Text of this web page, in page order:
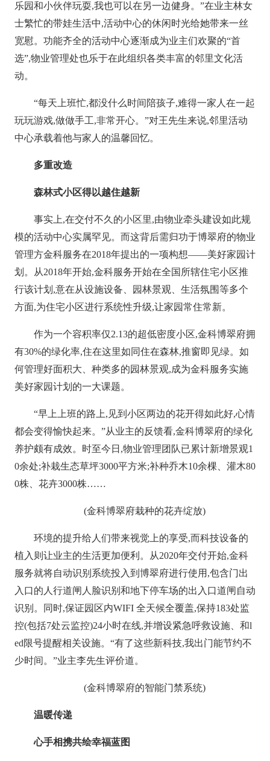
乐园和小伙伴玩耍,我也可以在另一边健身。”在业主林女
士繁忙的带娃生活中,活动中心的休闲时光给她带来一丝
宽慰。功能齐全的活动中心逐渐成为业主们欢聚的“首
选”,物业管理处也乐于在此组织各类丰富的邻里文化活
动。
“每天上班忙,都没什么时间陪孩子,难得一家人在一起
玩玩游戏,做做手工,非常开心。”对王先生来说,邻里活动
中心承载着他与家人的温馨回忆。
多重改造
森林式小区得以越住越新
事实上,在交付不久的小区里,由物业牵头建设如此规
模的活动中心实属罕见。而这背后需归功于博翠府的物业
管理方金科服务在2018年提出的一项构想——美好家园计
划。从2018年开始,金科服务开始在全国所辖住宅小区推
行该计划,意在从设施设备、园林景观、生活氛围等多个
方面,为住宅小区进行系统性升级,让家园常住常新。
作为一个容积率仅2.13的超低密度小区,金科博翠府拥
有30%的绿化率,住在这里如同住在森林,推窗即见绿。如
何管理好面积大、种类多的园林景观,成为金科服务实施
美好家园计划的一大课题。
“早上上班的路上,见到小区两边的花开得如此好,心情
都会变得愉快起来。”从业主的反馈看,金科博翠府的绿化
养护颇有成效。时至今日,物业管理团队已累计新增景观1
0余处;补栽生态草坪3000平方米;补种乔木10余棵、灌木80
0株、花卉3000株……
(金科博翠府栽种的花卉绽放)
环境的提升给人们带来视觉上的享受,而科技设备的
植入则让业主的生活更加便利。从2020年交付开始,金科
服务就将自动识别系统投入到博翠府进行使用,包含门出
入口的人行道闸人脸识别和地下停车场的出入口道闸自动
识别。同时,保证园区内WIFI 全天候全覆盖,保持183处监
控(包括7处云监控)24小时在线,并增设紧急呼救设施、和l
ed限号提醒相关设施。“有了这些新科技,我出门能节约不
少时间。”业主李先生评价道。
(金科博翠府的智能门禁系统)
温暖传递
心手相携共绘幸福蓝图